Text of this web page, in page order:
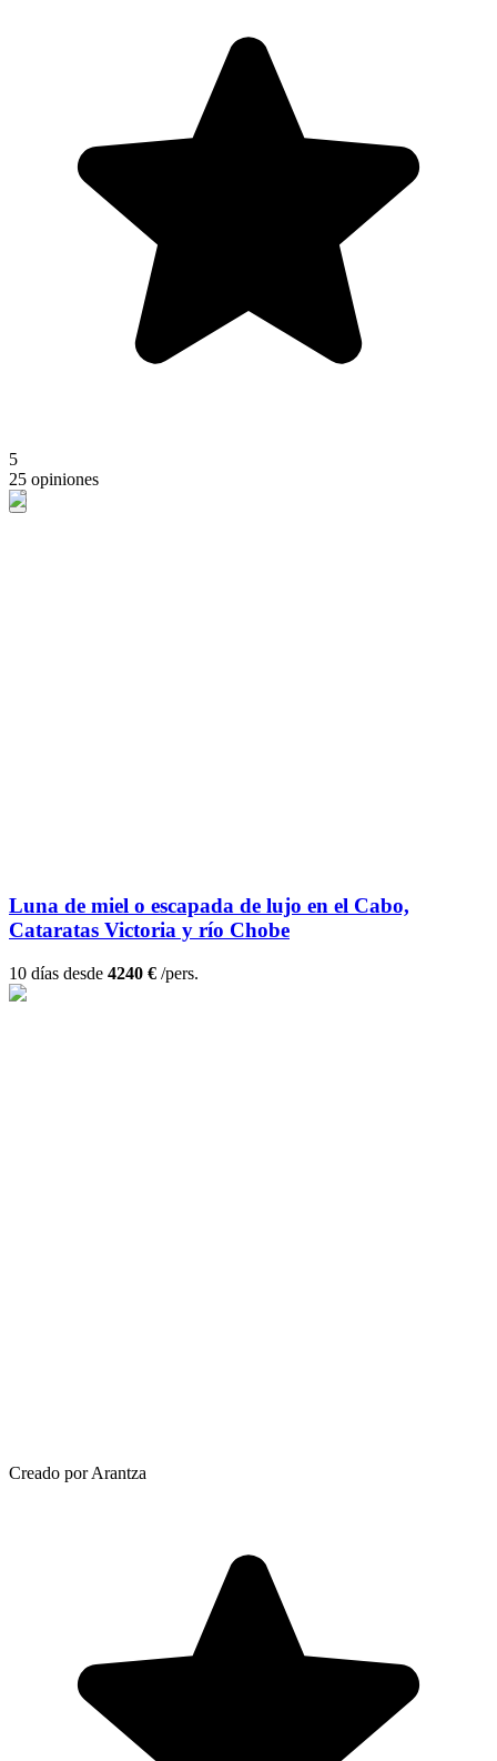
5
25 opiniones
Luna de miel o escapada de lujo en el Cabo,
Cataratas Victoria y río Chobe
10 días desde 4240 € /pers.
Creado por Arantza